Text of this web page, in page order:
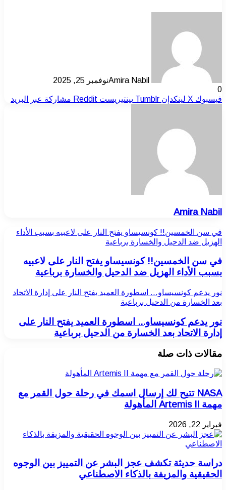
Amira Nabilنوفمبر 25, 2025
0
فيسبوك ‫X لينكدإن بينتيريست مشاركة عبر البريد
Amira Nabil
في سن الخمسين!! كونسيساو يفتح النار على لاعبيه بسبب الأداء
الهزيل ضد الدحيل والخسارة برباعية
في سن الخمسين!! كونسيساو يفتح النار على لاعبيه
بسبب الأداء الهزيل ضد الدحيل والخسارة برباعية
نور يدعم كونسيساو... اسطورة العميد يفتح النار على إدارة الاتحاد
بعد الخسارة من الدحيل برباعية
نور يدعم كونسيساو... اسطورة العميد يفتح النار على
إدارة الاتحاد بعد الخسارة من الدحيل برباعية
مقالات ذات صلة
NASA تتيح لك إرسال اسمك في رحلة حول القمر مع
مهمة Artemis II المأهولة
فبراير 22, 2026
دراسة حديثة تكشف عجز البشر عن التمييز بين الوجوه
الحقيقية والمزيفة بالذكاء الاصطناعي